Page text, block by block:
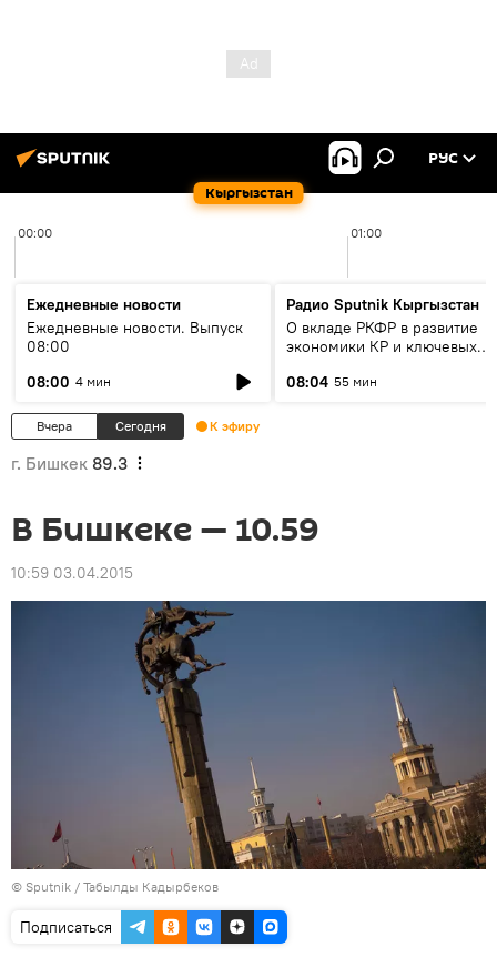
Кыргызстан
РУС
00:00 01:00
Ежедневные новости
Ежедневные новости. Выпуск
08:00
08:00 4 мин
Радио Sputnik Кыргызстан
О вкладе РКФР в развитие
экономики КР и ключевых
08:04 55 мин
Вчера Сегодня К эфиру
г. Бишкек 89.3
В Бишкеке — 10.59
10:59 03.04.2015
© Sputnik / Табылды Кадырбеков
Подписаться